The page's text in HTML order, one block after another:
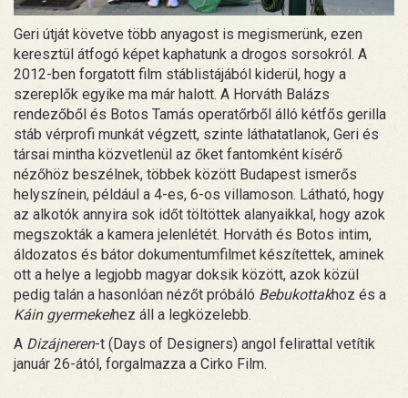
Geri útját követve több anyagost is megismerünk, ezen
keresztül átfogó képet kaphatunk a drogos sorsokról. A
2012-ben forgatott film stáblistájából kiderül, hogy a
szereplők egyike ma már halott. A Horváth Balázs
rendezőből és Botos Tamás operatőrből álló kétfős gerilla
stáb vérprofi munkát végzett, szinte láthatatlanok, Geri és
társai mintha közvetlenül az őket fantomként kísérő
nézőhöz beszélnek, többek között Budapest ismerős
helyszínein, például a 4-es, 6-os villamoson. Látható, hogy
az alkotók annyira sok időt töltöttek alanyaikkal, hogy azok
megszokták a kamera jelenlétét. Horváth és Botos intim,
áldozatos és bátor dokumentumfilmet készítettek, aminek
ott a helye a legjobb magyar doksik között, azok közül
pedig talán a hasonlóan nézőt próbáló Bebukottakhoz és a
Káin gyermekeihez áll a legközelebb.
A Dizájneren-t (Days of Designers) angol felirattal vetítik
január 26-ától, forgalmazza a Cirko Film.